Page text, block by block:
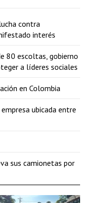
contra
interés
80 escoltas, gobierno
a líderes sociales
en Colombia
ubicada entre
sus camionetas por